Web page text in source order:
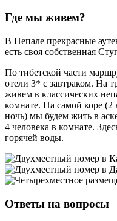
Где мы живем?
В Непале прекрасные
есть своя собственная
По тибетской части
отели 3* с завтраком. На
живем в классических
комнате. На самой коре (2
ночь) мы будем жить в
4 человека в комнате.
горячей воды.
Ответы на вопросы